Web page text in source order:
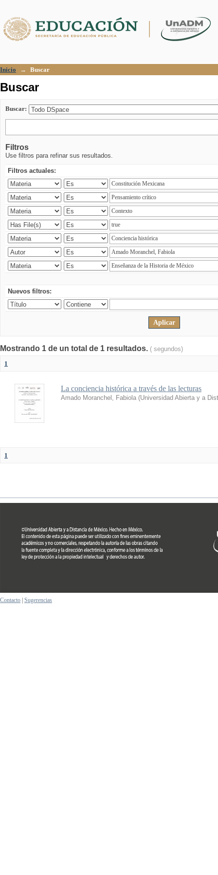
Inicio → Buscar
Buscar
Buscar:
Filtros
Use filtros para refinar sus resultados.
Filtros actuales:
Nuevos filtros:
Mostrando 1 de un total de 1 resultados. ( segundos)
1
La conciencia histórica a través de las lecturas
Amado Moranchel, Fabiola (Universidad Abierta y a
1
Contacto Sugerencias